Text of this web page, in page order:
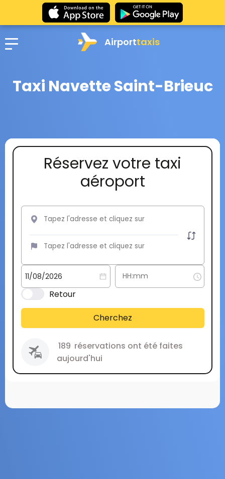
Airporttaxis
Taxi Navette Saint-Brieuc
Réservez votre taxi
aéroport
Retour
Cherchez
189 réservations ont été faites
aujourd'hui